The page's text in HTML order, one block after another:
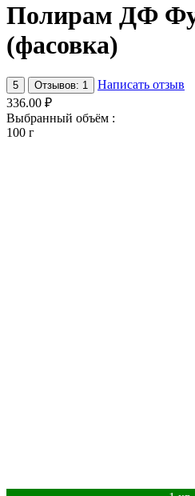
Полирам ДФ
(фасовка)
5 Отзывов: 1
Написать отзыв
336.00 ₽
Выбранный объём :
100 г